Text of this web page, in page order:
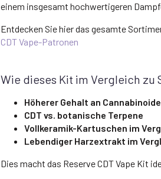
einem insgesamt hochwertigeren
Entdecken Sie hier das gesamte
CDT Vape-Patronen
Wie dieses Kit im Vergleich zu
Höherer Gehalt an
CDT vs. botanische Terpene
Vollkeramik-Kartuschen im
Lebendiger Harzextrakt im
Dies macht das Reserve CDT Vape Kit